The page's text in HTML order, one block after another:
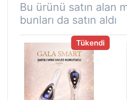
Bu ürünü satın alan
bunları da satın aldı
Tükendi